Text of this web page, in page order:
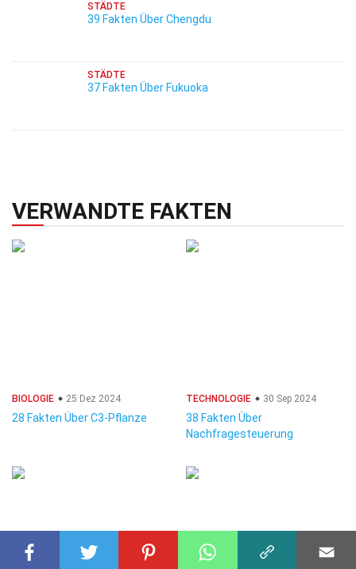
STÄDTE
39 Fakten Über Chengdu
STÄDTE
37 Fakten Über Fukuoka
VERWANDTE FAKTEN
BIOLOGIE 25 Dez 2024
28 Fakten Über C3-Pflanze
TECHNOLOGIE 30 Sep 2024
38 Fakten Über
Nachfragesteuerung